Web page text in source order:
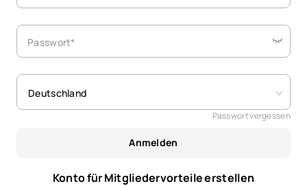
Passwort*
Deutschland
Passwort vergessen
Anmelden
Konto für Mitgliedervorteile erstellen